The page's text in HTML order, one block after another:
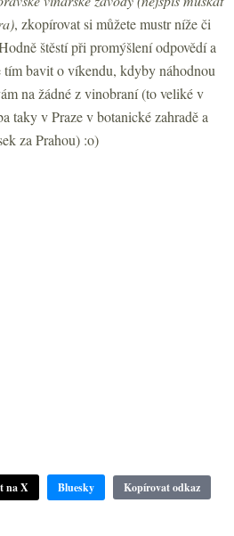
, zkopírovat si můžete mustr níže či
štěstí při promýšlení odpovědí a
tím bavit o víkendu, kdyby náhodnou
na žádné z vinobraní (to veliké v
taky v Praze v botanické zahradě a
za Prahou) :o)
na X Bluesky Kopírovat odkaz